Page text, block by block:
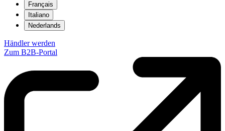
Français
Italiano
Nederlands
Händler werden
Zum B2B-Portal